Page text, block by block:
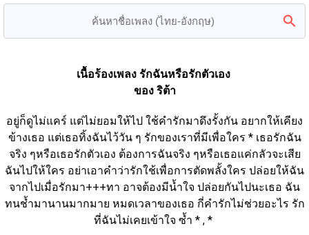
เนื้อร้องเพลง รักฉันหรือรักตัวเอง
ของ ริต้า
อยู่ก็ดูไม่แคร์ แต่ไม่ยอมให้ไป ใช้คำรักมาดึงรั้งกัน อยากให้เคียง
ข้างเธอ แต่เธอทิ้งฉันไว้วัน ๆ รักของเราที่มีเพื่อใคร * เธอรักฉัน
จริง ๆหรือเธอรักตัวเอง ต้องการฉันจริง ๆหรือเธอแค่กลัวจะเสีย
ฉันไปให้ใคร อย่าเอาคำว่ารักใช้เพื่อการตัดพลั้งใคร ปล่อยให้ฉัน
จากไปเมื่อรักมา+++ทา อาจต้องมีน้ำใจ ปล่อยกันไปนะเธอ ฉัน
ทนช้ำมานานมากมาย หมดเวลาของเธอ กี่คำรักไม่ช่วยอะไร รัก
ที่ฉันไม่เคยเข้าใจ ซ้ำ * , *